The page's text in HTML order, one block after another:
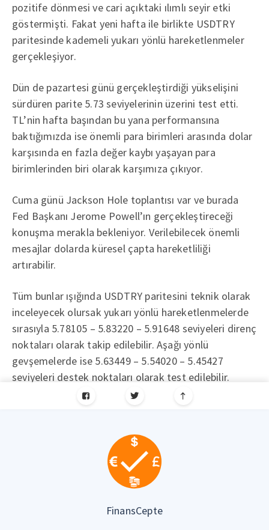
pozitife dönmesi ve cari açıktaki ılımlı seyir etki
göstermişti. Fakat yeni hafta ile birlikte USDTRY
paritesinde kademeli yukarı yönlü hareketlenmeler
gerçekleşiyor.
Dün de pazartesi günü gerçekleştirdiği yükselişini
sürdüren parite 5.73 seviyelerinin üzerini test etti.
TL’nin hafta başından bu yana performansına
baktığımızda ise önemli para birimleri arasında dolar
karşısında en fazla değer kaybı yaşayan para
birimlerinden biri olarak karşımıza çıkıyor.
Cuma günü Jackson Hole toplantısı var ve burada
Fed Başkanı Jerome Powell’ın gerçekleştireceği
konuşma merakla bekleniyor. Verilebilecek önemli
mesajlar dolarda küresel çapta hareketliliği
artırabilir.
Tüm bunlar ışığında USDTRY paritesini teknik olarak
inceleyecek olursak yukarı yönlü hareketlenmelerde
sırasıyla 5.78105 – 5.83220 – 5.91648 seviyeleri direnç
noktaları olarak takip edilebilir. Aşağı yönlü
gevşemelerde ise 5.63449 – 5.54020 – 5.45427
seviyeleri destek noktaları olarak test edilebilir.
FinansCepte